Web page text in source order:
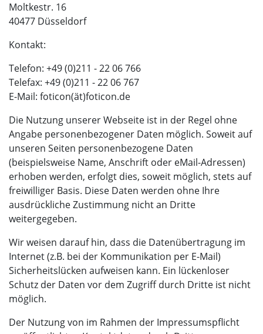
Moltkestr. 16
40477 Düsseldorf
Kontakt:
Telefon: +49 (0)211 - 22 06 766
Telefax: +49 (0)211 - 22 06 767
E-Mail: foticon(ät)foticon.de
Die Nutzung unserer Webseite ist in der Regel ohne
Angabe personenbezogener Daten möglich. Soweit auf
unseren Seiten personenbezogene Daten
(beispielsweise Name, Anschrift oder eMail-Adressen)
erhoben werden, erfolgt dies, soweit möglich, stets auf
freiwilliger Basis. Diese Daten werden ohne Ihre
ausdrückliche Zustimmung nicht an Dritte
weitergegeben.
Wir weisen darauf hin, dass die Datenübertragung im
Internet (z.B. bei der Kommunikation per E-Mail)
Sicherheitslücken aufweisen kann. Ein lückenloser
Schutz der Daten vor dem Zugriff durch Dritte ist nicht
möglich.
Der Nutzung von im Rahmen der Impressumspflicht